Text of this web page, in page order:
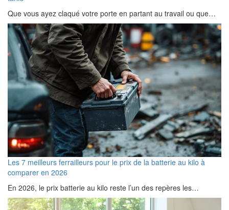
Que vous ayez claqué votre porte en partant au travail ou que…
Les 7 meilleurs ferrailleurs pour le prix de la batterie au kilo à
comparer en 2026
En 2026, le prix batterie au kilo reste l’un des repères les…